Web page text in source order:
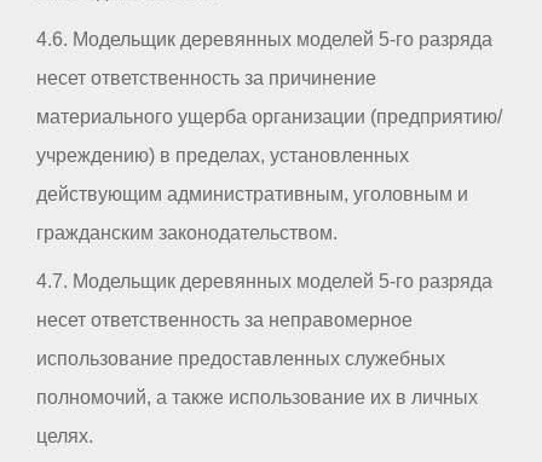
4.6. Модельщик деревянных моделей 5-го разряда
несет ответственность за причинение
материального ущерба организации (предприятию/
учреждению) в пределах, установленных
действующим административным, уголовным и
гражданским законодательством.
4.7. Модельщик деревянных моделей 5-го разряда
несет ответственность за неправомерное
использование предоставленных служебных
полномочий, а также использование их в личных
целях.